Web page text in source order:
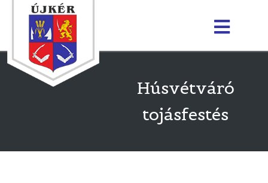
Húsvétváró
tojásfestés